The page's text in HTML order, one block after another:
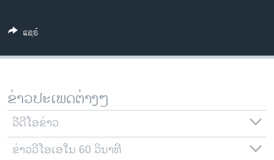
ທຸລະກິດ
ພາສາອັງກິດ
ສຽງ
ລາຍການກະຈາຍສຽງ
ລາຍງານ
ຕິດຕາມພວກເຮົາ ທີ່
ແຊຣ໌
ຂ່າວປະເພດຕ່າງໆ
ວີດີໂອຂ່າວ
ຂ່າວວີໂອເອໃນ 60 ວິນາທີ